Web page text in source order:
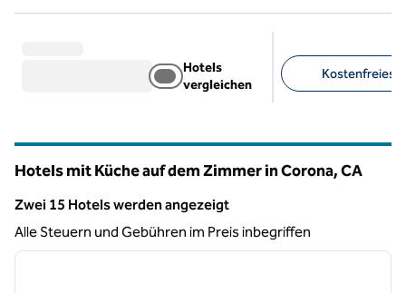
Hotels
vergleichen
Kostenfreies
Hotels mit Küche auf dem Zimmer in Corona,CA
Zwei 15 Hotels werden angezeigt
Zwei 15 Hotels werden angezeigt
Alle Steuern und Gebühren im Preis inbegriffen
1 von 12